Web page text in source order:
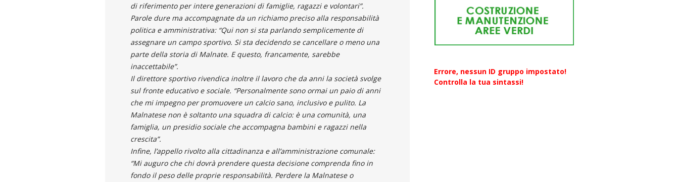
di riferimento per intere generazioni di famiglie, ragazzi e volontari”.
Parole dure ma accompagnate da un richiamo preciso alla responsabilità
politica e amministrativa: “Qui non si sta parlando semplicemente di
assegnare un campo sportivo. Si sta decidendo se cancellare o meno una
parte della storia di Malnate. E questo, francamente, sarebbe
inaccettabile”.
Il direttore sportivo rivendica inoltre il lavoro che da anni la società svolge
sul fronte educativo e sociale. “Personalmente sono ormai un paio di anni
che mi impegno per promuovere un calcio sano, inclusivo e pulito. La
Malnatese non è soltanto una squadra di calcio: è una comunità, una
famiglia, un presidio sociale che accompagna bambini e ragazzi nella
crescita”.
Infine, l’appello rivolto alla cittadinanza e all’amministrazione comunale:
“Mi auguro che chi dovrà prendere questa decisione comprenda fino in
fondo il peso delle proprie responsabilità. Perdere la Malnatese o
Errore, nessun ID gruppo impostato!
Controlla la tua sintassi!